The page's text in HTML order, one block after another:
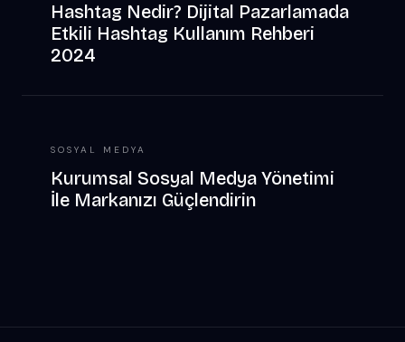
Hashtag Nedir? Dijital Pazarlamada
Etkili Hashtag Kullanım Rehberi
2024
SOSYAL MEDYA
Kurumsal Sosyal Medya Yönetimi
İle Markanızı Güçlendirin